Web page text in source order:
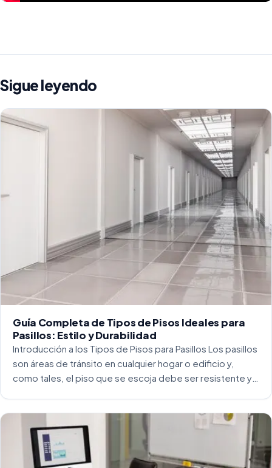
Sigue leyendo
Guía Completa de Tipos de Pisos Ideales para
Pasillos: Estilo y Durabilidad
Introducción a los Tipos de Pisos para Pasillos Los pasillos
son áreas de tránsito en cualquier hogar o edificio y,
como tales, el piso que se escoja debe ser resistente y